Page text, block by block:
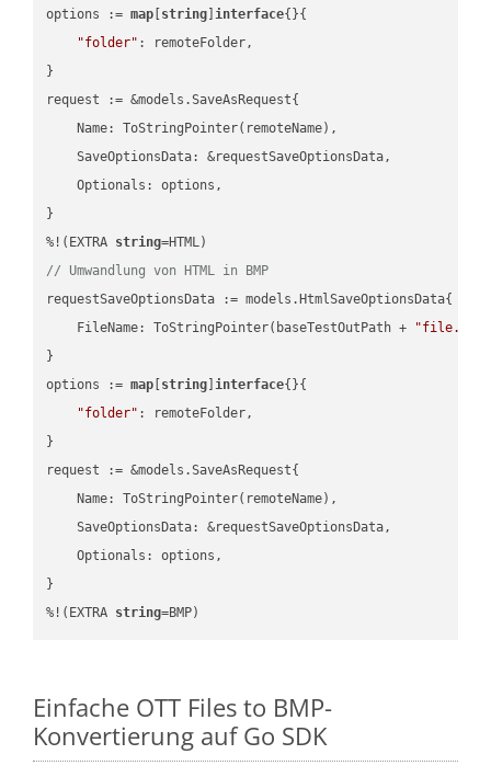
options := map string ]interface{}{
"folder" : remoteFolder,
}
request := &models.SaveAsRequest{
    Name: ToStringPointer(remoteName),
    SaveOptionsData: &requestSaveOptionsData,
    Optionals: options,
}
%!(EXTRA string
// Umwandlung von HTML in BMP
requestSaveOptionsData := models.HtmlSaveOptionsData{
    FileName: ToStringPointer(baseTestOutPath +
}
options := map string ]interface{}{
"folder" : remoteFolder,
}
request := &models.SaveAsRequest{
    Name: ToStringPointer(remoteName),
    SaveOptionsData: &requestSaveOptionsData,
    Optionals: options,
}
%!(EXTRA string=BMP)
Einfache OTT Files to BMP-
Konvertierung auf Go SDK